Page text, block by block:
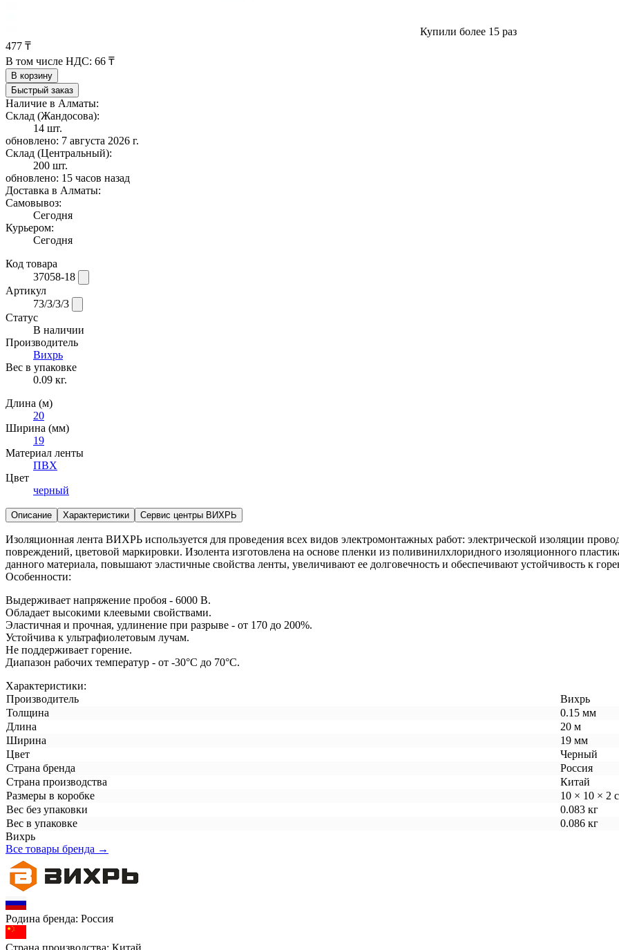
Купили более 15 раз
477 ₸
В том числе НДС: 66 ₸
В корзину
Быстрый заказ
Наличие в Алматы:
Склад (Жандосова):
14 шт.
обновлено: 7 августа 2026 г.
Склад (Центральный):
200 шт.
обновлено: 15 часов назад
Доставка в Алматы:
Самовывоз:
Сегодня
Курьером:
Сегодня
Код товара
37058-18
Артикул
73/3/3/3
Статус
В наличии
Производитель
Вихрь
Вес в упаковке
0.09 кг.
Длина (м)
20
Ширина (мм)
19
Материал ленты
ПВХ
Цвет
черный
Описание Характеристики Сервис центры ВИХРЬ
Изоляционная лента ВИХРЬ используется для проведения всех видов электромонтажных работ: электрической изоляции
повреждений, цветовой маркировки. Изолента изготовлена на основе пленки из поливинилхлоридного изоляционного
данного материала, повышают эластичные свойства ленты, увеличивают ее долговечность и обеспечивают устойчивость к
Особенности:
Выдерживает напряжение пробоя - 6000 В.
Обладает высокими клеевыми свойствами.
Эластичная и прочная, удлинение при разрыве - от 170 до 200%.
Устойчива к ультрафиолетовым лучам.
Не поддерживает горение.
Диапазон рабочих температур - от -30°С до 70°С.
Характеристики:
Производитель
Вихрь
Толщина
0.15 мм
Длина
20 м
Ширина
19 мм
Цвет
Черный
Страна бренда
Россия
Страна производства
Китай
Размеры в коробке
10 × 10 × 2
Вес без упаковки
0.083 кг
Вес в упаковке
0.086 кг
Вихрь
Все товары бренда →
Родина бренда: Россия
Страна производства: Китай